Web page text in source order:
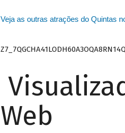
Veja as outras atrações do Quintas
Web